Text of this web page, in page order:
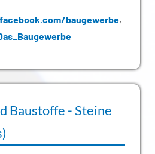
baugewerbe,
Baustoffe - Steine